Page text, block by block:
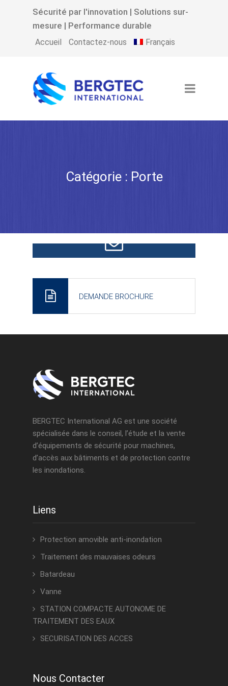
Sécurité par l'innovation | Solutions sur-
mesure | Performance durable
Accueil Contactez-nous Français
Catégorie : Porte
DEMANDE BROCHURE
BERGTEC International AG est une société
spécialisée dans le conseil, l’étude et la vente
d’équipements de sécurité pour machines,
d’accès aux bâtiments et de protection contre
les inondations.
Liens
Protection amovible anti-inondation
Traitement des mauvaises odeurs
Batardeau
Vanne
STATION COMPACTE AUTONOME DE
TRAITEMENT DES EAUX
SECURISATION DES ACCES
Nous Contacter